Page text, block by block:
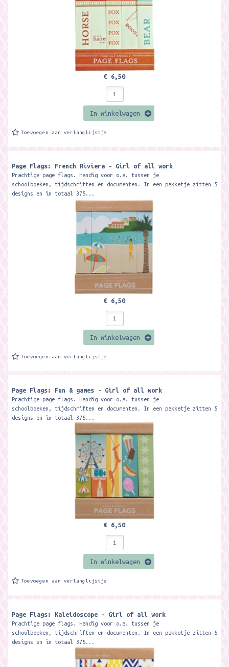
€ 6,50
In winkelwagen
Toevoegen aan verlanglijstje
Page Flags: French Riviera - Girl of all work
Prachtige page flags. Handig voor o.a. tussen je
schoolboeken, tijdschriften en documenten. In een pakketje zitten 5
designs en in totaal 375...
€ 6,50
In winkelwagen
Toevoegen aan verlanglijstje
Page Flags: Fun & games - Girl of all work
Prachtige page flags. Handig voor o.a. tussen je
schoolboeken, tijdschriften en documenten. In een pakketje zitten 5
designs en in totaal 375...
€ 6,50
In winkelwagen
Toevoegen aan verlanglijstje
Page Flags: Kaleidoscope - Girl of all work
Prachtige page flags. Handig voor o.a. tussen je
schoolboeken, tijdschriften en documenten. In een pakketje zitten 5
designs en in totaal 375...